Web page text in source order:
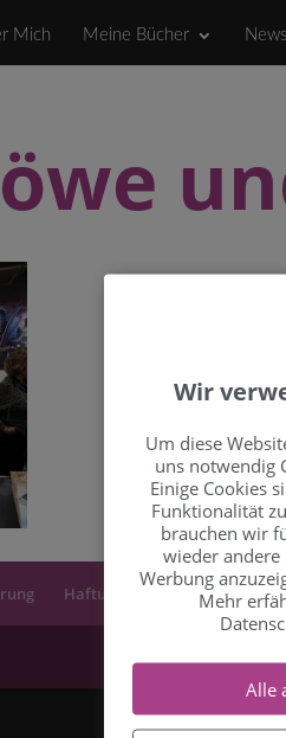
Mich Meine Bücher
Haftungsbeschränkung
Wir
Um diese
uns notwendig
Einige Cookies
Funktionalität
brauchen wir
wieder
Werbung
Mehr
Alle